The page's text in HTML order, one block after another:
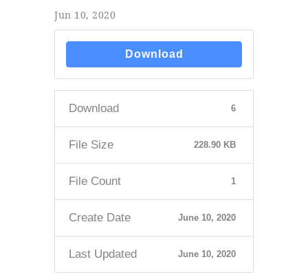
Jun 10, 2020
Download
Download 6
File Size 228.90 KB
File Count 1
Create Date June 10, 2020
Last Updated June 10, 2020